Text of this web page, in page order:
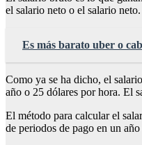
el salario neto o el salario
Es más barato uber o
Como ya se ha dicho, el
año o 25 dólares por hora. El
El método para calcular el
de periodos de pago en un